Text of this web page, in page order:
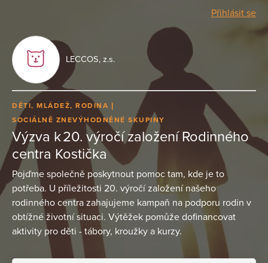
Přihlásit se
LECCOS, z.s.
DĚTI, MLÁDEŽ, RODINA
SOCIÁLNĚ ZNEVÝHODNĚNÉ SKUPINY
Výzva k 20. výročí založení Rodinného
centra Kostička
Pojďme společně poskytnout pomoc tam, kde je to
potřeba. U příležitosti 20. výročí založení našeho
rodinného centra zahajujeme kampaň na podporu rodin v
obtížné životní situaci. Výtěžek pomůže dofinancovat
aktivity pro děti - tábory, kroužky a kurzy.